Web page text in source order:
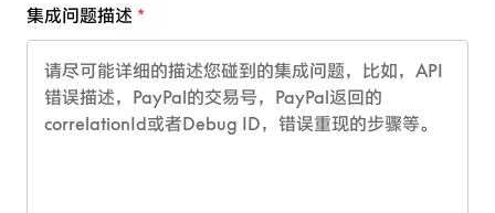
集成问题描述